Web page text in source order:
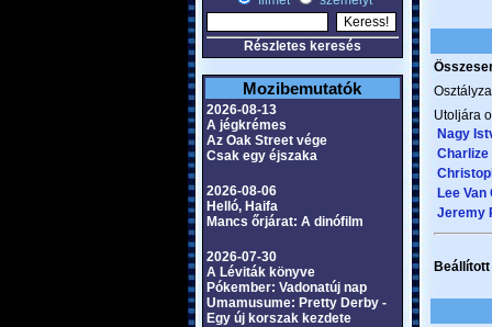
Részletes keresés
Mozibemutatók
2026-08-13
A jégkrémes
Az Oak Street vége
Csak egy éjszaka
2026-08-06
Helló, Haifa
Mancs őrjárat: A dinófilm
2026-07-30
A Léviták könyve
Pókember: Vadonatúj nap
Umamusume: Pretty Derby -
Egy új korszak kezdete
Utoljára
Nagy
Charlize
Lee Van
Jeremy